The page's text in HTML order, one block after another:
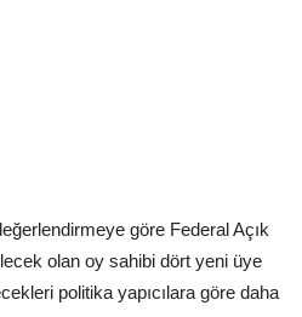
göre Federal Açık
olan oy sahibi dört yeni üye
politika yapıcılara göre daha